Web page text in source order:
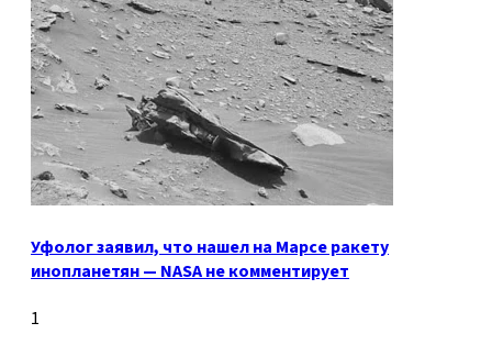
Уфолог заявил, что нашел на Марсе ракету
инопланетян — NASA не комментирует
1